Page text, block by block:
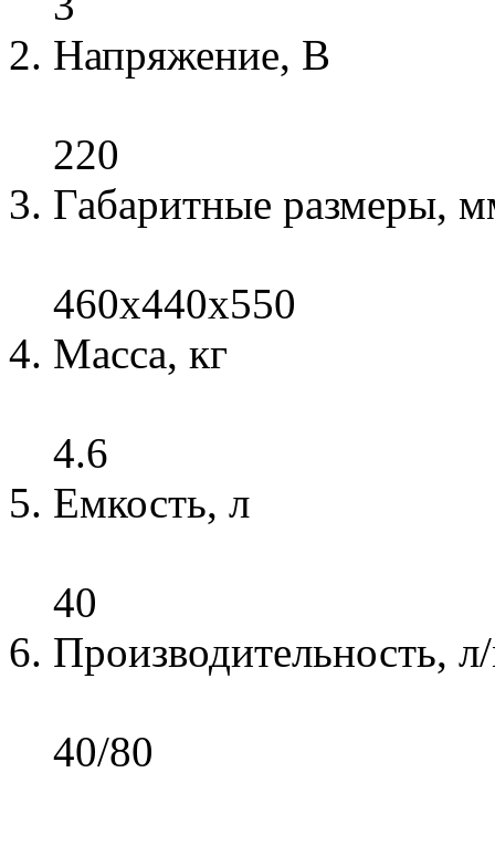
Напряжение, В
220
Габаритные размеры,
460х440х550
Масса, кг
4.6
Емкость, л
40
Производительность,
40/80